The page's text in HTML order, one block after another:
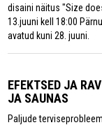
disaini näitus "Size
13.juuni kell 18:00
avatud kuni 28. juuni.
EFEKTSED JA
JA SAUNAS
Paljude